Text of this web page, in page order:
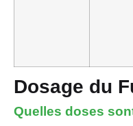
Dosage du
Quelles doses